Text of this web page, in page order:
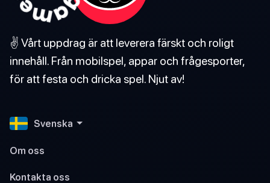
✌️ Vårt uppdrag är att leverera färskt och roligt
innehåll. Från mobilspel, appar och frågesporter,
för att festa och dricka spel. Njut av!
Svenska
Om oss
Kontakta oss